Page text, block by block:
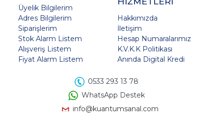
Üyelik Bilgilerim
Adres Bilgilerim
Siparişlerim
Stok Alarm Listem
Alışveriş Listem
Fiyat Alarm Listem
Hakkımızda
İletişim
Hesap Numaralarımız
K.V.K.K Politikası
Anında Digital Kredi
0533 293 13 78
WhatsApp Destek
info@kuantumsanal.com